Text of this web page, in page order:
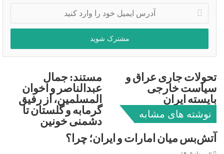
ایمیل
خود
وارد
تحولات جاری عراق و
سیاست خارجی
بایسته ایران
مستند: جمال
عبدالناصر و اخوان
المسلمین، از رفیق
گرمابه و گلستان تا
دشمنی خونین
نوشته های مشابه
آتش‌بس میان امارات و ایران؛ چرا؟